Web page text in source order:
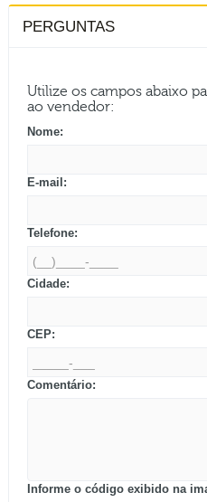
PERGUNTAS
Utilize os campos abaixo
ao vendedor:
Nome:
E-mail:
Telefone:
Cidade:
CEP:
Comentário:
Informe o código exibido na